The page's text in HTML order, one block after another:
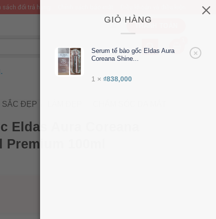
GIỎ HÀNG
×
Serum tế bào gốc Eldas Aura
Coreana Shine...
1 × ₫838,000
sách đổi trả hàng
SẮC ĐẸP
Eldas Aura Coreana
100ml